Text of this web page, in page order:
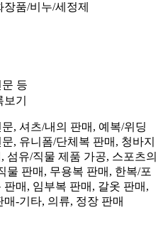
품/비누/세정제
등
기
, 셔츠/내의 판매, 예복/위딩
, 유니폼/단체복 판매, 청바지
섬유/직물 제품 가공, 스포츠의
물 판매, 무용복 판매, 한복/포
매, 임부복 판매, 갈옷 판매,
-기타, 의류, 정장 판매